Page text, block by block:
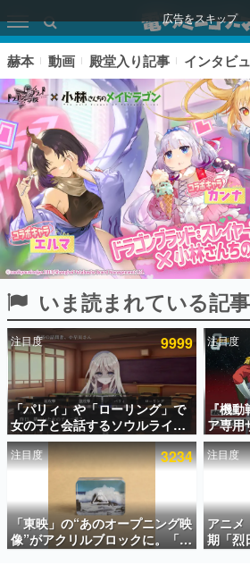
広告をスキップ
ピックアップ
電ファミのいま読まれている記事ランキ
アプリセール情報
インタビュー
連載・特集一覧
殿堂入り記事
SNS拡散数が数千以上！ ペー
ど。多くの人々に読まれた、
事をまとめました。
赫本 動画 殿堂入り記事 インタビ
いま読まれている記事
注目度 9999
「パリィ」や「ローリング」で
女の子と会話するソウルライク
恋愛ゲーム『小早川さんはソウ
ルライク』無料公開。返事に失
敗すると「YOU DIED」
注目度
『機
ア専
散水ホ
本体に
ークや
ム、
注目度 3234
「東映」の“あのオープニング映
像”がアクリルブロックに。「東
映ヒストリカル グッズコレクシ
注目度
アニメ
期「烈
が決定